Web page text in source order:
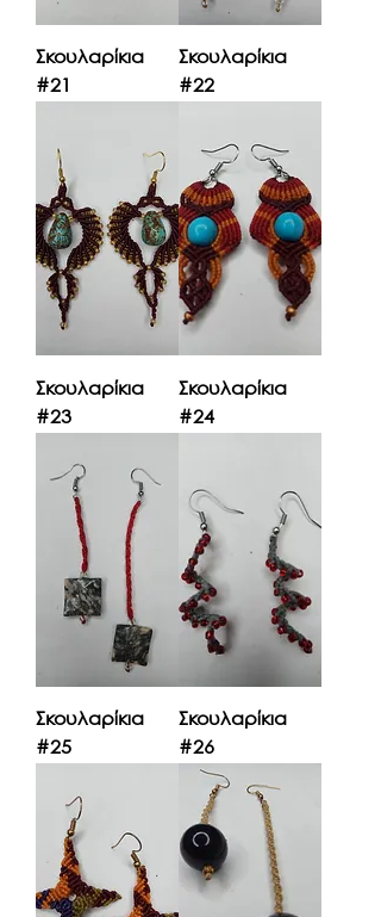
Σκουλαρίκια
#21
Σκουλαρίκια
#22
Σκουλαρίκια
#23
Σκουλαρίκια
#24
Σκουλαρίκια
#25
Σκουλαρίκια
#26